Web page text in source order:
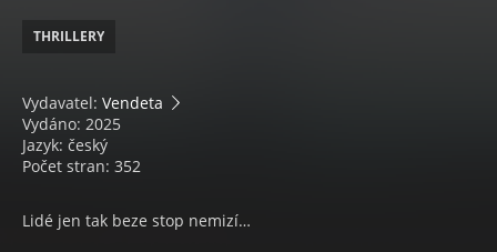
THRILLERY
Vydavatel: Vendeta
Vydáno: 2025
Jazyk: český
Počet stran: 352
Lidé jen tak beze stop nemizí…